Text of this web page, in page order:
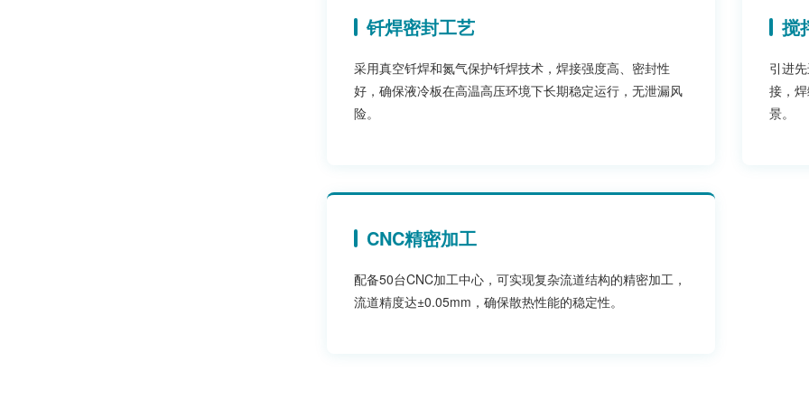
钎焊密封工艺
采用真空钎焊和氮气保护钎焊技术，焊接强度高、密封性
好，确保液冷板在高温高压环境下长期稳定运行，无泄漏风
险。
搅
引进
接，
景。
CNC精密加工
配备50台CNC加工中心，可实现复杂流道结构的精密加工，
流道精度达±0.05mm，确保散热性能的稳定性。